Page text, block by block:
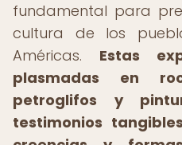
fundamental para
cultura de los
Américas. Estas
plasmadas en
petroglifos y
testimonios